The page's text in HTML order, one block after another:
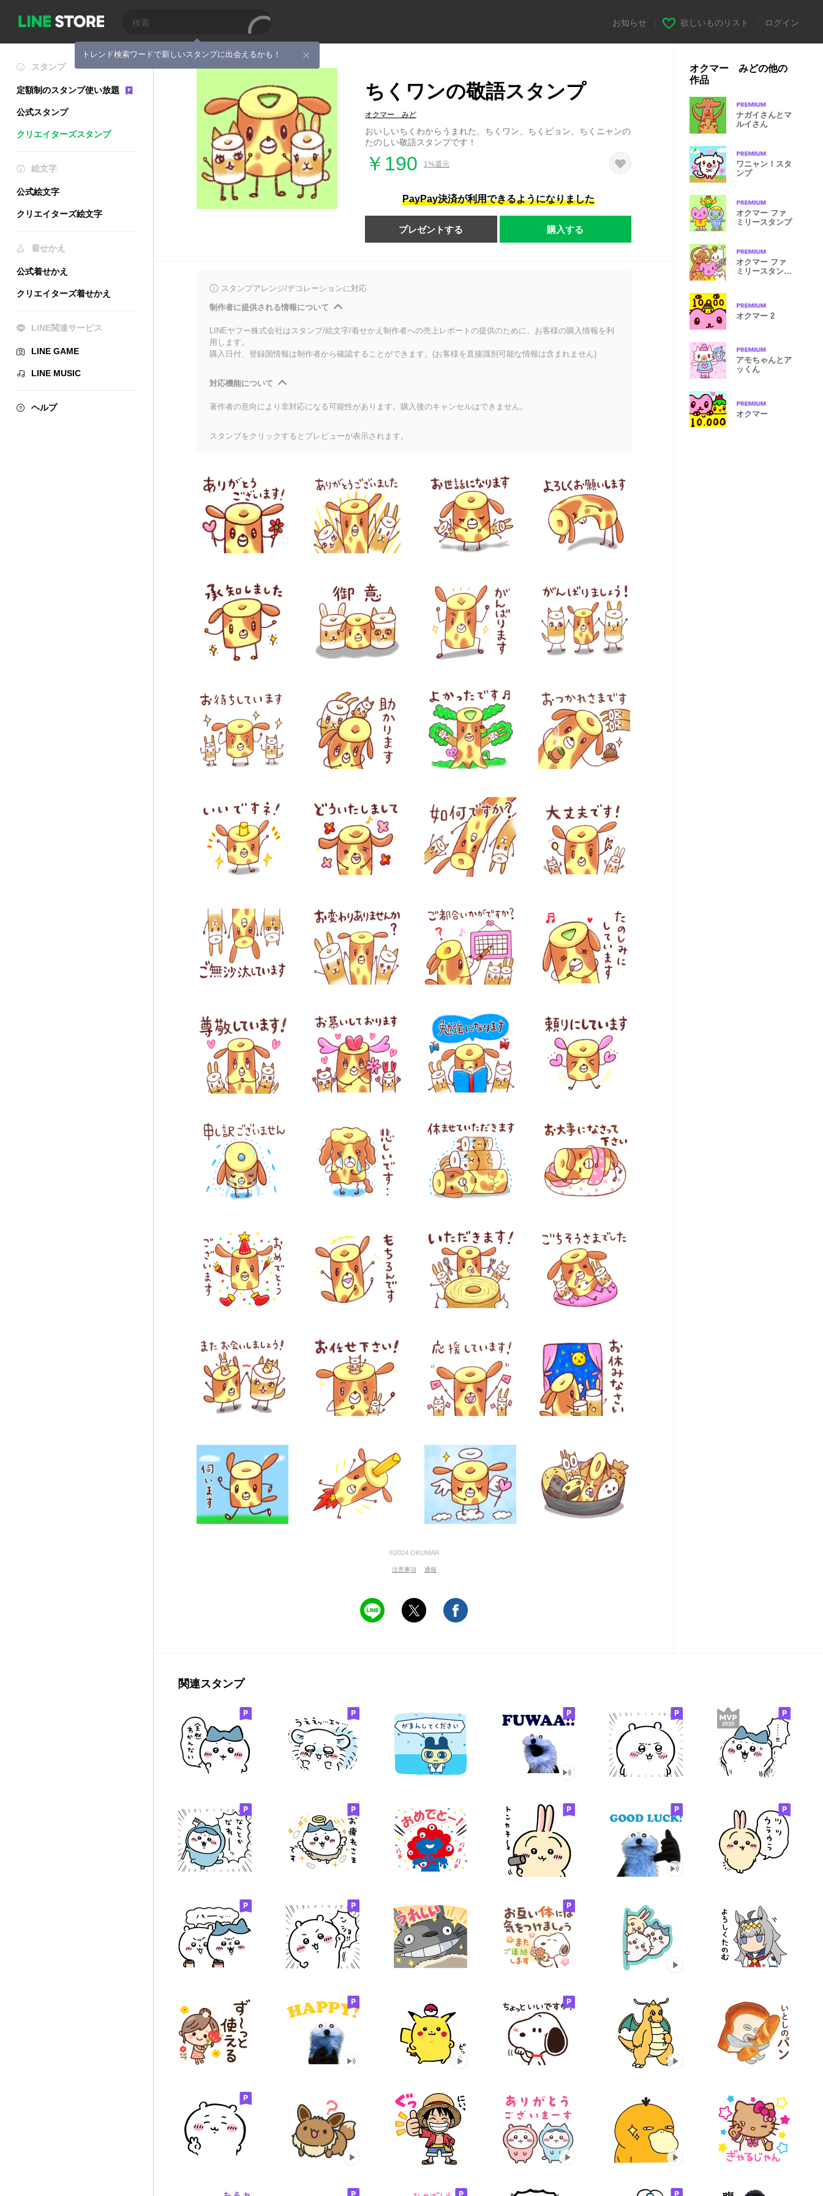
トレンド検索ワードで新しいスタンプに出会えるかも！
お知らせ 欲しいものリスト ログイン
スタンプ
定額制のスタンプ使い放題
公式スタンプ
クリエイターズスタンプ
絵文字
公式絵文字
クリエイターズ絵文字
着せかえ
公式着せかえ
クリエイターズ着せかえ
LINE関連サービス
LINE GAME
LINE MUSIC
ヘルプ
ちくワンの敬語スタンプ
オクマー みど
おいしいちくわからうまれた、ちくワン、ちくピョン、ちくニャンの
たのしい敬語スタンプです！
￥190 1%還元
PayPay決済が利用できるようになりました
プレゼントする 購入する
スタンプアレンジ/デコレーションに対応
制作者に提供される情報について
LINEヤフー株式会社はスタンプ/絵文字/着せかえ制作者への売上レポートの提供のために、お客様の購入情報を利
用します。
購入日付、登録国情報は制作者から確認することができます。(お客様を直接識別可能な情報は含まれません)
対応機能について
著作者の意向により非対応になる可能性があります。購入後のキャンセルはできません。
スタンプをクリックするとプレビューが表示されます。
©2024 OKUMAR
注意事項 通報
オクマー みどの他の
作品
ナガイさんとマ
ルイさん
ワニャン！スタ
ンプ
オクマー ファ
ミリースタンプ
オクマー ファ
ミリースタンプ
オクマー 2
アモちゃんとア
ッくん
オクマー
関連スタンプ